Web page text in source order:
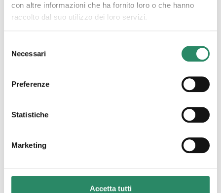
con altre informazioni che ha fornito loro o che hanno
raccolto dal suo utilizzo dei loro servizi.
delNecessari
Preferenze
Statistiche
Marketing
Accetta tutti
17 Giugno 2022
Da dentro a fuori, da fuori
a dentro
costante, un movimento che riporta alla fonte ciò
che le appartiene. Comprendo possa essere poco